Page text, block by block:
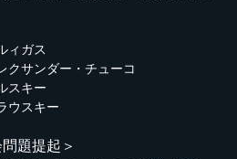
ィガス
クサンダー・チューコ
スキー
ウスキー
題提起＞